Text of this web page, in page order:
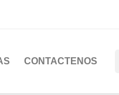
CONTACTENOS